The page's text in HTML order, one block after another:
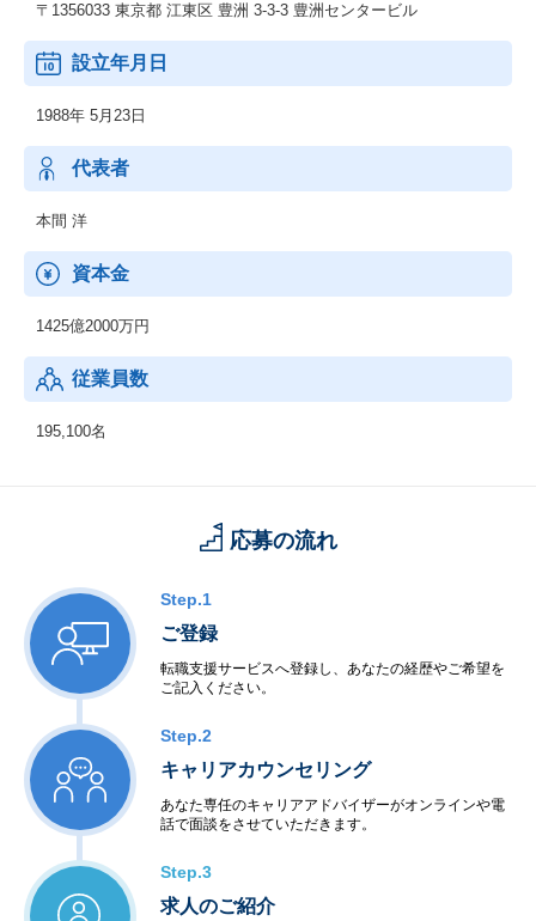
〒1356033 東京都 江東区 豊洲 3-3-3 豊洲センタービル
設立年月日
1988年 5月23日
代表者
本間 洋
資本金
1425億2000万円
従業員数
195,100名
応募の流れ
Step.1
ご登録
転職支援サービスへ登録し、あなたの経歴やご希望を
ご記入ください。
Step.2
キャリアカウンセリング
あなた専任のキャリアアドバイザーがオンラインや電
話で面談をさせていただきます。
Step.3
求人のご紹介